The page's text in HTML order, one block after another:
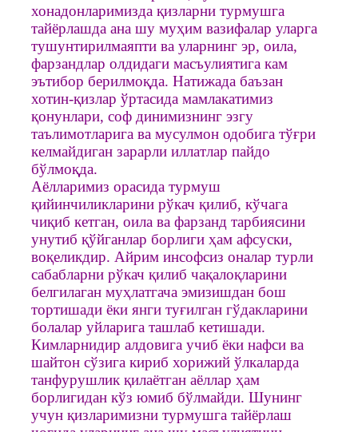
хонадонларимизда қизларни турмушга
тайёрлашда ана шу муҳим вазифалар уларга
тушунтирилмаяпти ва уларнинг эр, оила,
фарзандлар олдидаги масъулиятига кам
эътибор берилмоқда. Натижада баъзан
хотин-қизлар ўртасида мамлакатимиз
қонунлари, соф динимизнинг эзгу
таълимотларига ва мусулмон одобига тўғри
келмайдиган зарарли иллатлар пайдо
бўлмоқда.
Аёлларимиз орасида турмуш
қийинчиликларини рўкач қилиб, кўчага
чиқиб кетган, оила ва фарзанд тарбиясини
унутиб қўйганлар борлиги ҳам афсуски,
воқеликдир. Айрим инсофсиз оналар турли
сабабларни рўкач қилиб чақалоқларини
белгилаган муҳлатгача эмизишдан бош
тортишади ёки янги туғилган гўдакларини
болалар уйларига ташлаб кетишади.
Кимларнидир алдовига учиб ёки нафси ва
шайтон сўзига кириб хорижий ўлкаларда
танфурушлик қилаётган аёллар ҳам
борлигидан кўз юмиб бўлмайди. Шунинг
учун қизларимизни турмушга тайёрлаш